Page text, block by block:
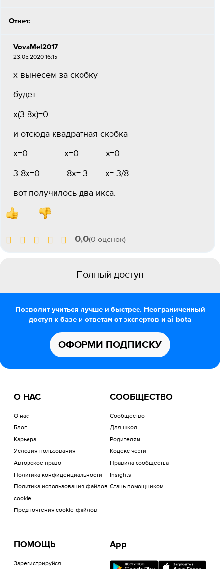
Ответ:
VovaMel2017
23.05.2020 16:15
х вынесем за скобку
будет
х(3-8х)=0
и отсюда квадратная скобка
х=0 х=0 х=0
3-8х=0 -8х=-3 х= 3/8
вот получилось два икса.
0,0(0 оценок)
Полный доступ
Позволит учиться лучше и быстрее. Неограниченный
доступ к базе и ответам от экспертов и ai-bota
ОФОРМИ ПОДПИСКУ
О НАС
О нас
Блог
Карьера
Условия пользования
Авторское право
Политика конфиденциальности
Политика использования файлов
cookie
Предпочтения cookie-файлов
СООБЩЕСТВО
Сообщество
Для школ
Родителям
Кодекс чести
Правила сообщества
Insights
Стань помощником
ПОМОЩЬ
Зарегистрируйся
App